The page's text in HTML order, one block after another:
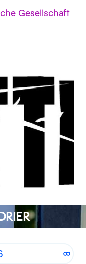
Gesellschaft